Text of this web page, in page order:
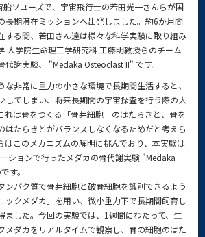
ソユーズで、宇宙飛行士の若田光一さんらが国
長期滞在ミッションへ出発しました。約6か月間
する間、若田さん達は様々な科学実験に取り組み
大学院生命理工学研究科 工藤明教授らのチーム
代謝実験、 "Medaka Osteoclast II" です。
な非常に重力の小さな環境で長期間生活すると、
してしまい、将来長期間の宇宙探査を行う際の大
れは骨をつくる「骨芽細胞」のはたらきと、骨を
はたらきとがバランスしなくなるためだと考えら
はこのメカニズムの解明に挑んでおり、本実験は
ションで行ったメダカの骨代謝実験 "Medaka
す。
ンパク質で骨芽細胞と破骨細胞を識別できるよう
ックメダカ」を用い、微小重力下で長期間飼育し
ました。今回の実験では、1週間にわたって、生
メダカをリアルタイムで観察し、骨の細胞のはた